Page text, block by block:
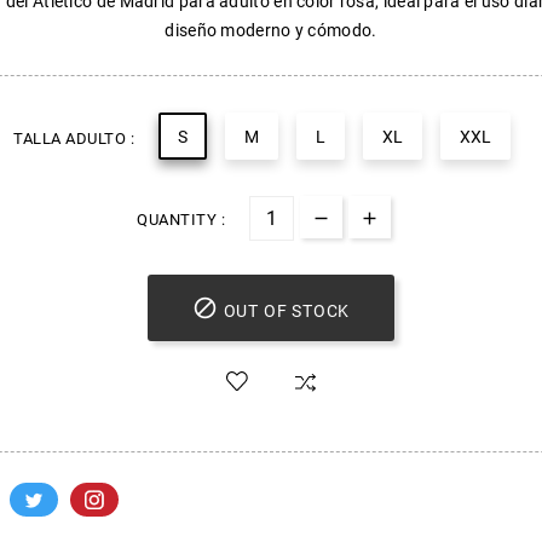
diseño moderno y cómodo.
TALLA ADULTO : S M L XL XXL
QUANTITY :
 OUT OF STOCK